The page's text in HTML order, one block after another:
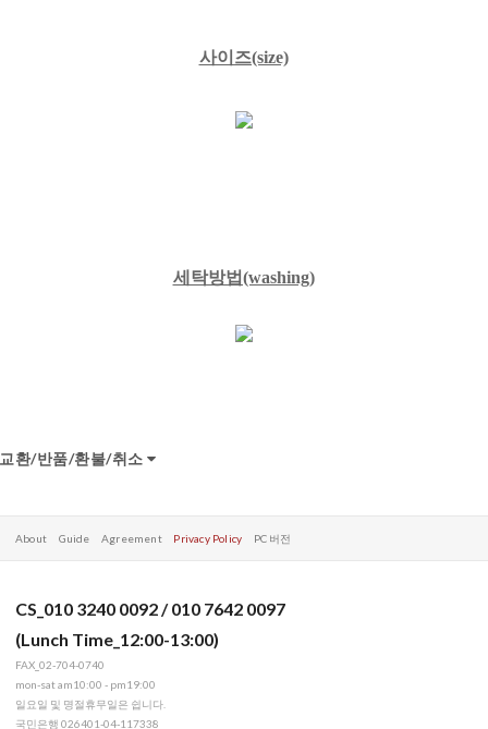
사이즈(size)
세탁방법(washing)
교환/반품/환불/취소
About Guide Agreement Privacy Policy PC 버전
CS_010 3240 0092 / 010 7642 0097
(Lunch Time_12:00-13:00)
FAX_02-704-0740
mon-sat am10:00 - pm19:00
일요일 및 명절휴무일은 쉽니다.
국민은행 026401-04-117338